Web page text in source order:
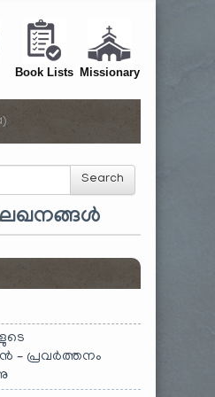
Book Lists Missionary
Search
– പ്രവർത്തനം